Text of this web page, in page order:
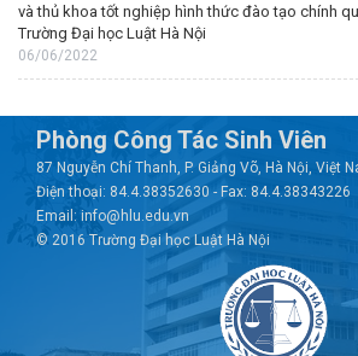
và thủ khoa tốt nghiệp hình thức đào tạo chính
Trường Đại học Luật Hà Nội
06/06/2022
Phòng Công Tác Sinh Viên
87 Nguyễn Chí Thanh, P. Giảng Võ, Hà Nội, Việt
Điện thoại: 84.4.38352630 - Fax: 84.4.38343226
Email: info@hlu.edu.vn
© 2016 Trường Đại học Luật Hà Nội